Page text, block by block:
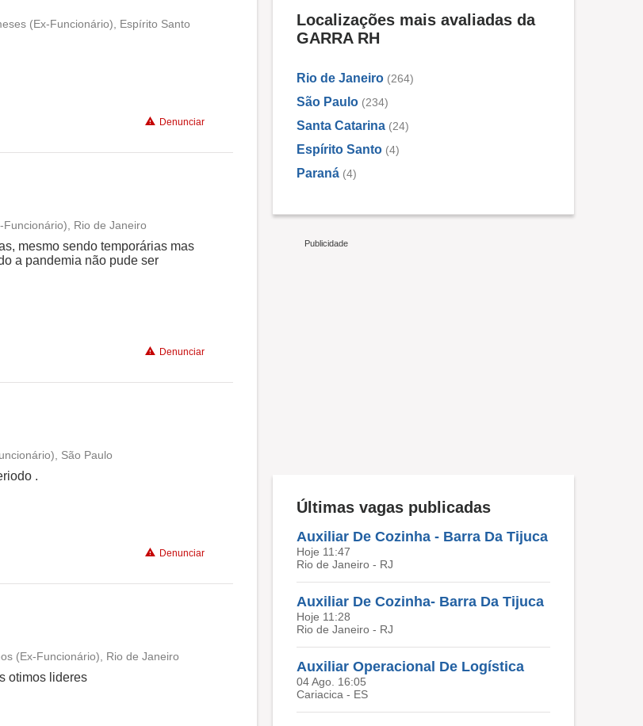
(Ex-Funcionário), Espírito Santo
Denunciar
a vida familiar
Rio de Janeiro
mesmo sendo temporárias mas
a pandemia não pude ser
Denunciar
a vida familiar
São Paulo
.
Denunciar
a vida familiar
(Ex-Funcionário), Rio de Janeiro
otimos lideres
Localizações mais avaliadas da
GARRA RH
Rio de Janeiro (264)
São Paulo (234)
Santa Catarina (24)
Espírito Santo (4)
Paraná (4)
Últimas vagas publicadas
Auxiliar De Cozinha - Barra Da Tijuca
Hoje 11:47
Rio de Janeiro - RJ
Auxiliar De Cozinha- Barra Da Tijuca
Hoje 11:28
Rio de Janeiro - RJ
Auxiliar Operacional De Logística
04 Ago. 16:05
Cariacica - ES